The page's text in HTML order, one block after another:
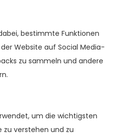
bestimmte Funktionen
Website auf Social Media-
zu sammeln und andere
um die wichtigsten
zu verstehen und zu